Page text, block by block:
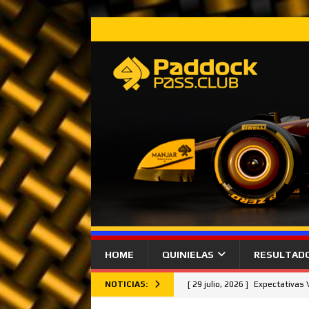
HOME QUINIELAS
NOTICIAS: [ 29 julio, 2026 ] Expectativas